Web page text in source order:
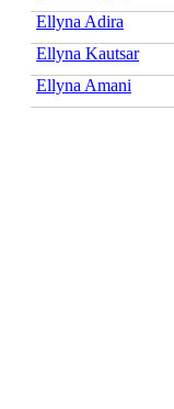
Ellyna Adira
Ellyna Kautsar
Ellyna Amani